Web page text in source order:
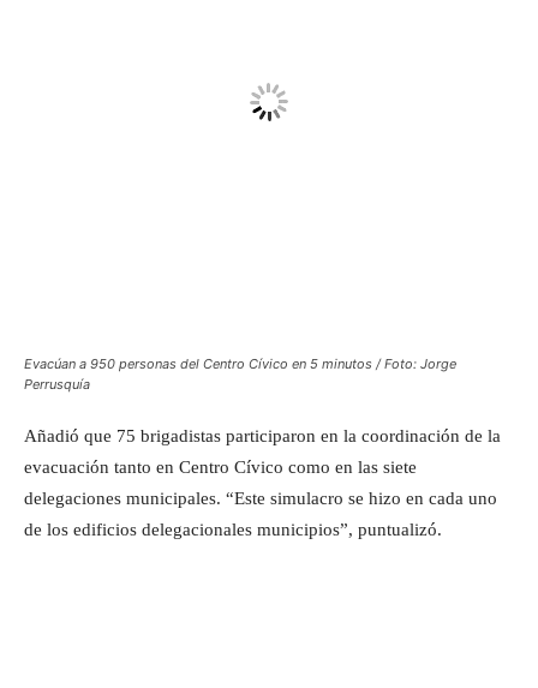
Evacúan a 950 personas del Centro Cívico en 5 minutos / Foto: Jorge
Perrusquía
Añadió que 75 brigadistas participaron en la coordinación de la
evacuación tanto en Centro Cívico como en las siete
delegaciones municipales. “Este simulacro se hizo en cada uno
de los edificios delegacionales municipios”, puntualizó.